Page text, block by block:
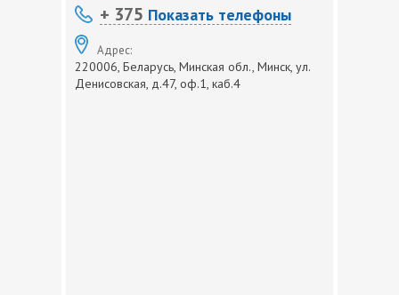
+ 375 Показать телефоны
Адрес:
220006, Беларусь, Минская обл., Минск, ул.
Денисовская, д.47, оф.1, каб.4